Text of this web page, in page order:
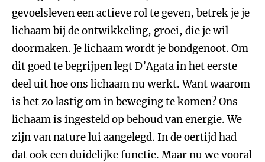
gevoelsleven een actieve rol te geven, betrek je je
lichaam bij de ontwikkeling, groei, die je wil
doormaken. Je lichaam wordt je bondgenoot. Om
dit goed te begrijpen legt D’Agata in het eerste
deel uit hoe ons lichaam nu werkt. Want waarom
is het zo lastig om in beweging te komen? Ons
lichaam is ingesteld op behoud van energie. We
zijn van nature lui aangelegd. In de oertijd had
dat ook een duidelijke functie. Maar nu we vooral